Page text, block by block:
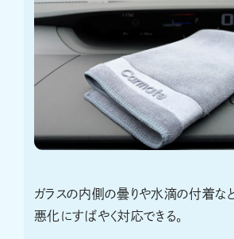
ガラスの内側の曇りや水滴の付着な
悪化にすばやく対応できる。